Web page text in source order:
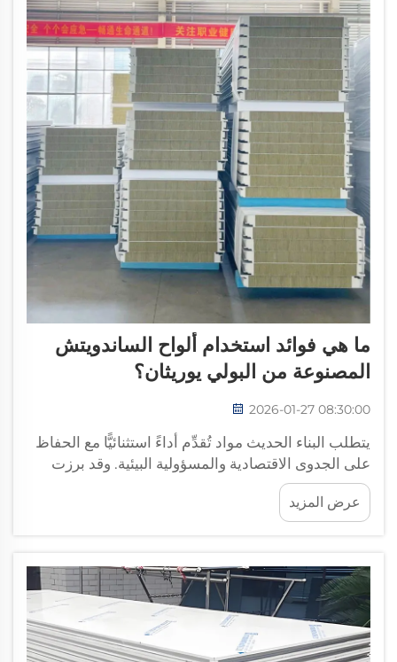
ما هي فوائد استخدام ألواح الساندويتش
المصنوعة من البولي يوريثان؟
2026-01-27 08:30:00
يتطلب البناء الحديث مواد تُقدِّم أداءً استثنائيًّا مع الحفاظ
على الجدوى الاقتصادية والمسؤولية البيئية. وقد برزت
كحلٍّ بنائيٍّ ثوريٍّ يلبّي هذه المتطلبات الحرجة...
عرض المزيد